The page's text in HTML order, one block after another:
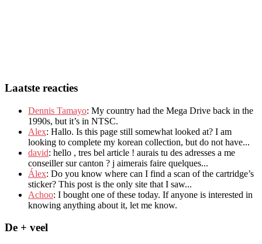
Laatste reacties
Dennis Tamayo: My country had the Mega Drive back in the
1990s, but it’s in NTSC.
Alex: Hallo. Is this page still somewhat looked at? I am
looking to complete my korean collection, but do not have...
david: hello , tres bel article ! aurais tu des adresses a me
conseiller sur canton ? j aimerais faire quelques...
Álex: Do you know where can I find a scan of the cartridge’s
sticker? This post is the only site that I saw...
Achoo: I bought one of these today. If anyone is interested in
knowing anything about it, let me know.
De + veel